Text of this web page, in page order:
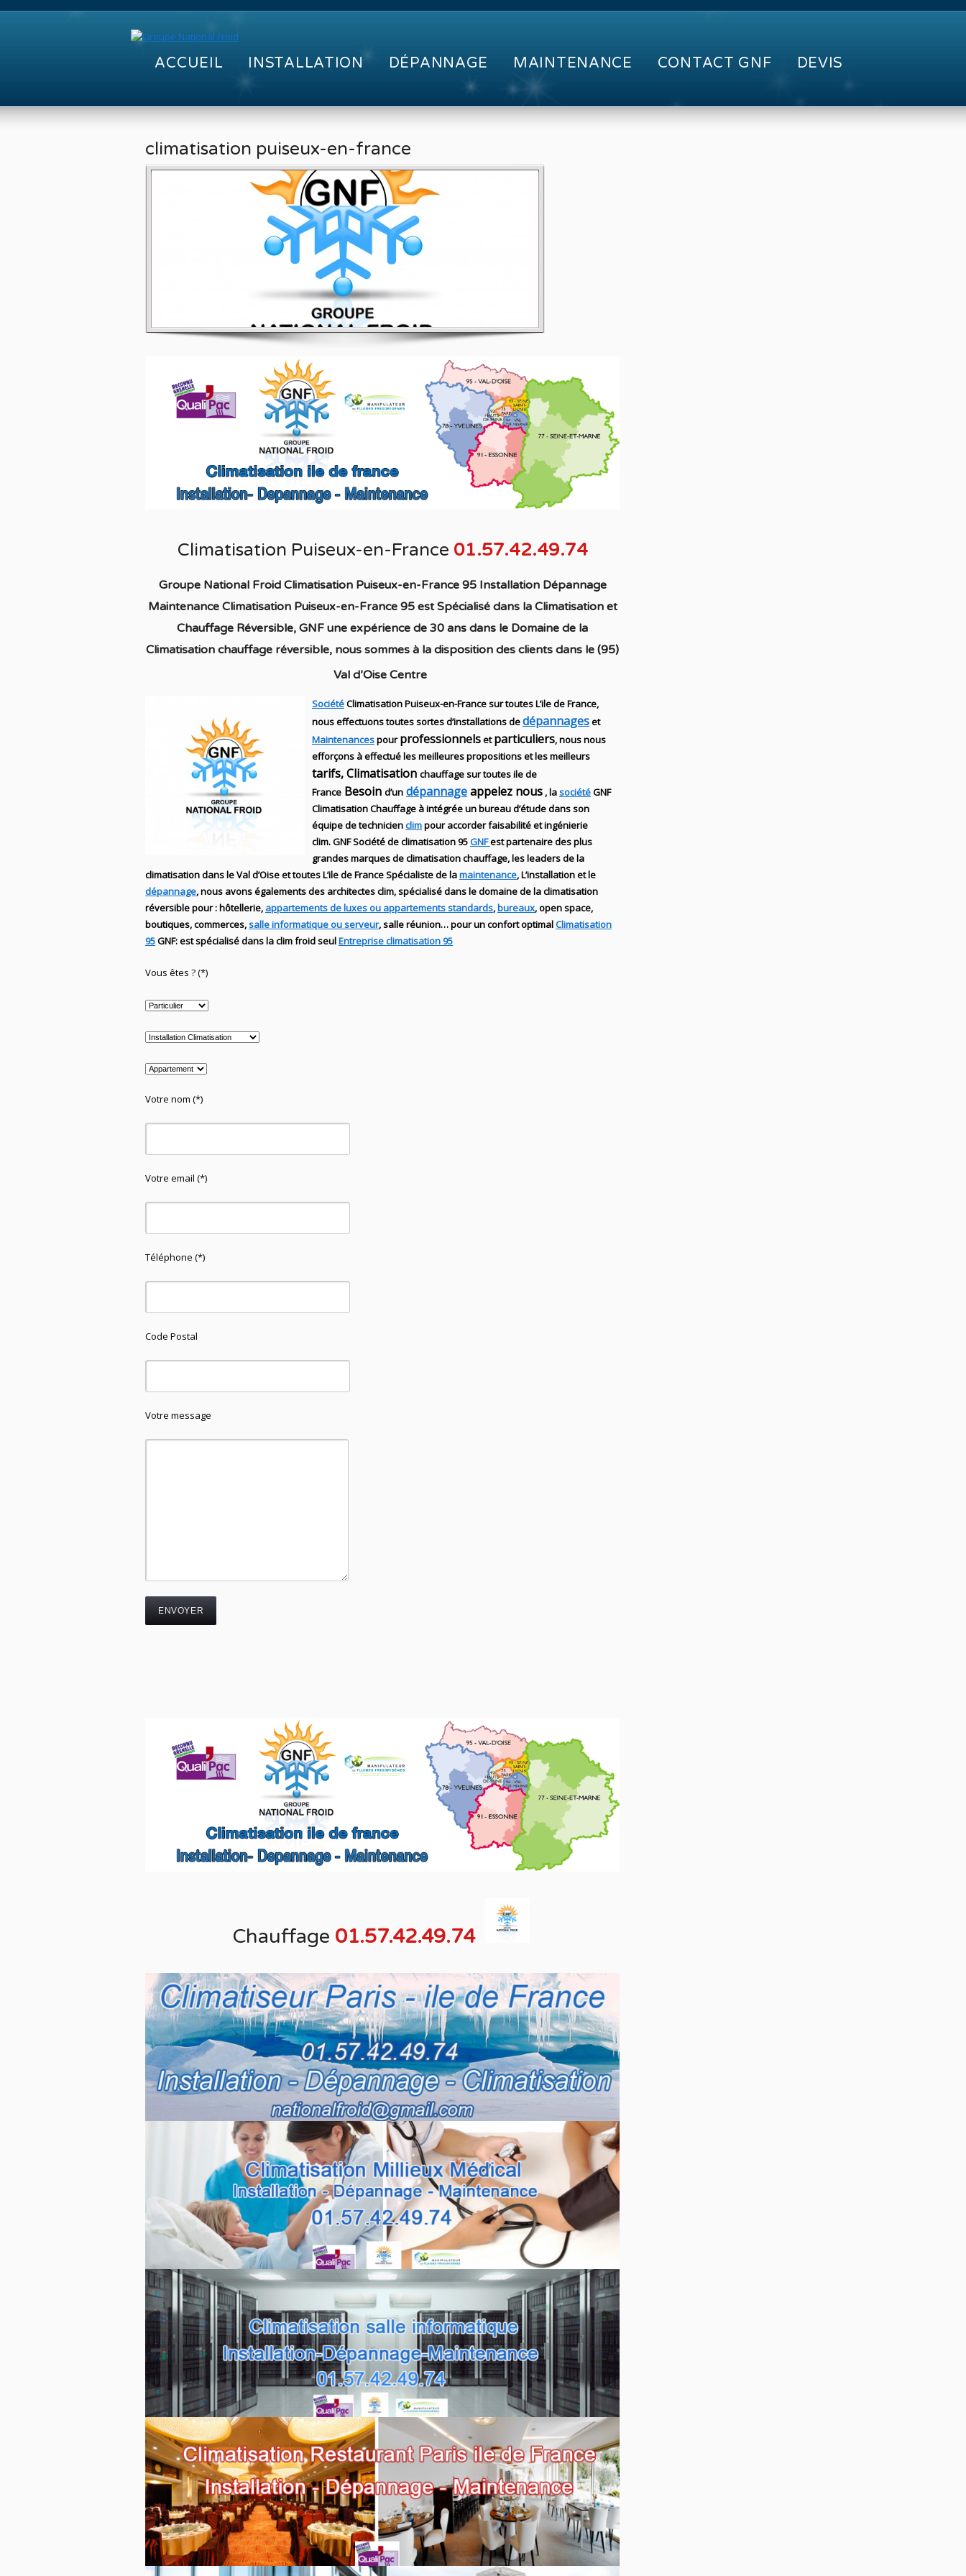
ACCUEIL INSTALLATION DÉPANNAGE MAINTENANCE CONTACT GNF DEVIS
climatisation puiseux-en-france
Climatisation Puiseux-en-France 01.57.42.49.74
Groupe National Froid Climatisation Puiseux-en-France 95 Installation Dépannage
Maintenance Climatisation Puiseux-en-France 95 est Spécialisédans la Climatisationet
Chauffage Réversible, GNF une expérience de 30 ans dans le Domaine de la
Climatisation chauffage réversible, nous sommes à la disposition des clients dans le (95)
Val d’Oise Centre
SociétéClimatisation Puiseux-en-France sur toutes L’ile de France,
nous effectuons toutes sortes d’installationsdedépannageset
Maintenancespourprofessionnelsetparticuliers, nous nous
efforçons à effectué les meilleures propositions et les meilleurs
tarifs, Climatisation chauffage sur toutes ile de
France Besoin d’un dépannageappelez nous , lasociétéGNF
Climatisation Chauffage à intégrée un bureau d’étude dans son
équipe de technicienclimpour accorder faisabilité et ingénierie
clim.GNFSociété de climatisation 95GNFest partenaire des plus
grandes marques declimatisation chauffage, les leadersde la
climatisation dans le Val d’Oise et toutes L’ile de France Spécialiste de lamaintenance, L’installationet le
dépannage, nous avons égalements des architectes clim,spécialisé dans le domaine de laclimatisation
réversiblepour : hôtellerie, appartements de luxes ou appartements standards, bureaux, open space,
boutiques, commerces,salle informatique ou serveur, salle réunion… pour un confort optimalClimatisation
95GNF:estspécialisédans la climfroid seulEntreprise climatisation 95
Vous êtes ? (*)
Votre nom (*)
Votre email (*)
Téléphone (*)
Code Postal
Votre message
Chauffage 01.57.42.49.74